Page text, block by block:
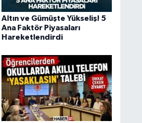
Altın ve Gümüşte Yükseliş! 5
Ana Faktör Piyasaları
Hareketlendirdi